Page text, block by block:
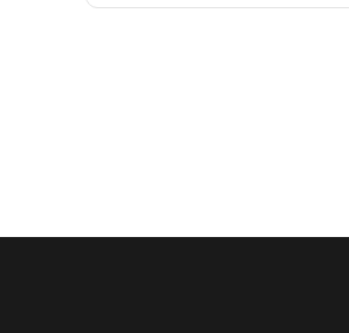
пятке, плантарный